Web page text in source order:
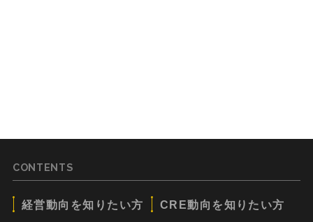
CONTENTS
経営動向を知りたい方 CRE動向を知りたい方